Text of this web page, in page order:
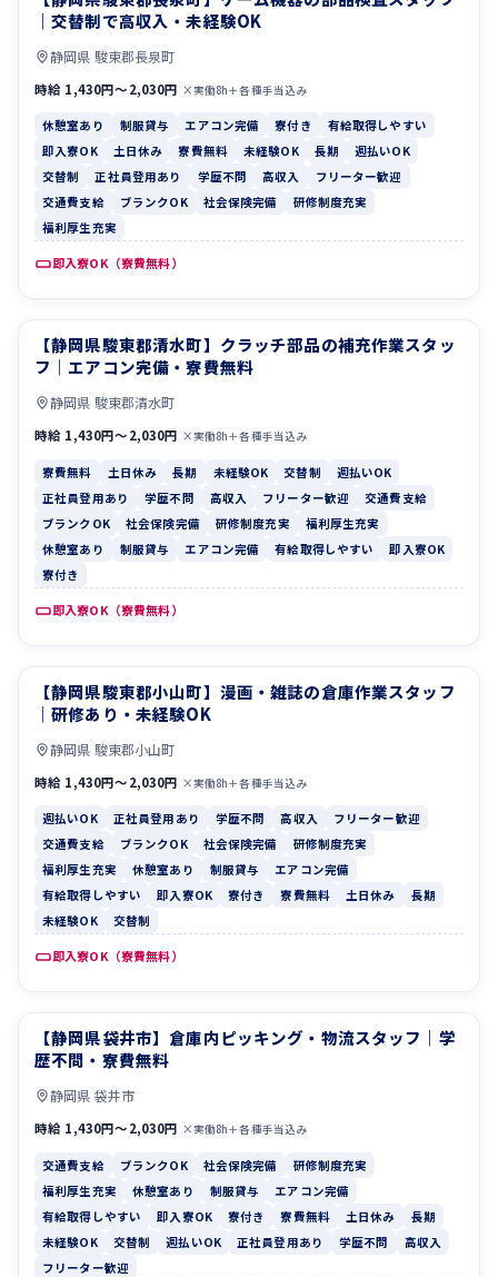
｜交替制で高収入・未経験OK
静岡県 駿東郡長泉町
時給 1,430円〜2,030円 ×実働8h＋各種手当込み
休憩室あり 制服貸与 エアコン完備 寮付き
有給取得しやすい
即入寮OK
土日休み 寮費無料 未経験OK 長期
週払いOK
交替制
正社員登用あり 学歴不問 高収入
フリーター歓迎
交通費支給
ブランクOK 社会保険完備
研修制度充実
福利厚生充実
即入寮OK（寮費無料）
寮費無料 土日休み
【静岡県駿東郡清水町】クラッチ部品の補充作業スタッ
フ｜エアコン完備・寮費無料
静岡県 駿東郡清水町
時給 1,430円〜2,030円 ×実働8h＋各種手当込み
寮費無料 土日休み 長期 未経験OK 交替制
週払いOK
正社員登用あり
学歴不問 高収入 フリーター歓迎
交通費支給
ブランクOK
社会保険完備 研修制度充実
福利厚生充実
休憩室あり
制服貸与 エアコン完備 有給取得しやすい
即入寮OK
寮付き
即入寮OK（寮費無料）
週払いOK 正社員登用あり
【静岡県駿東郡小山町】漫画・雑誌の倉庫作業スタッフ
｜研修あり・未経験OK
静岡県 駿東郡小山町
時給 1,430円〜2,030円 ×実働8h＋各種手当込み
週払いOK 正社員登用あり 学歴不問 高収入
フリーター歓迎
交通費支給
ブランクOK 社会保険完備
研修制度充実
福利厚生充実
休憩室あり 制服貸与
エアコン完備
有給取得しやすい
即入寮OK 寮付き 寮費無料 土日休み
長期
未経験OK
交替制
即入寮OK（寮費無料）
交通費支給 ブランクOK
【静岡県袋井市】倉庫内ピッキング・物流スタッフ｜学
歴不問・寮費無料
静岡県 袋井市
時給 1,430円〜2,030円 ×実働8h＋各種手当込み
交通費支給 ブランクOK 社会保険完備
研修制度充実
福利厚生充実
休憩室あり 制服貸与
エアコン完備
有給取得しやすい
即入寮OK 寮付き 寮費無料 土日休み
長期
未経験OK
交替制 週払いOK 正社員登用あり 学歴不問
高収入
フリーター歓迎